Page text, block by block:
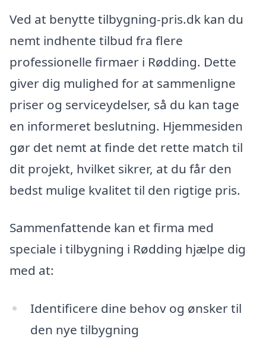
Ved at benytte tilbygning-pris.dk kan du
nemt indhente tilbud fra flere
professionelle firmaer i Rødding. Dette
giver dig mulighed for at sammenligne
priser og serviceydelser, så du kan tage
en informeret beslutning. Hjemmesiden
gør det nemt at finde det rette match til
dit projekt, hvilket sikrer, at du får den
bedst mulige kvalitet til den rigtige pris.
Sammenfattende kan et firma med
speciale i tilbygning i Rødding hjælpe dig
med at:
Identificere dine behov og ønsker til
den nye tilbygning